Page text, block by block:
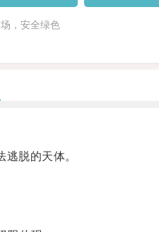
，安全绿色
脱的天体。